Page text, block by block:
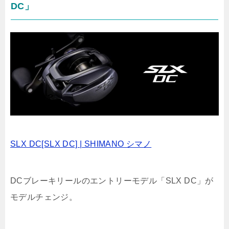
DC」
SLX DC[SLX DC] | SHIMANO シマノ
DCブレーキリールのエントリーモデル「SLX DC」が
モデルチェンジ。